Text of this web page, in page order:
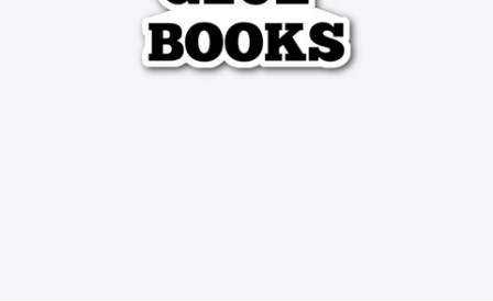
Vendez partout
24,99 $US